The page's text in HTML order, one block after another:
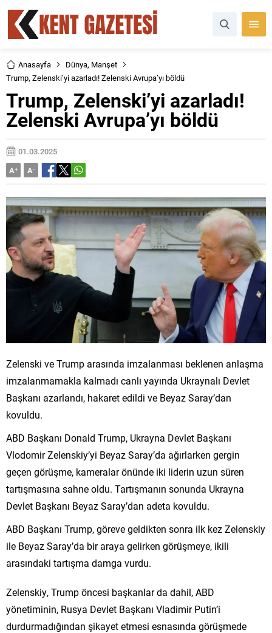
Anasayfa Dünya, Manşet
Trump, Zelenski’yi azarladı! Zelenski Avrupa’yı böldü
Trump, Zelenski’yi azarladı!
Zelenski Avrupa’yı böldü
01.03.2025
A+ A-
Zelenski ve Trump arasında imzalanması beklenen anlaşma
imzalanmamakla kalmadı canlı yayında Ukraynalı Devlet
Başkanı azarlandı, hakaret edildi ve Beyaz Saray’dan
kovuldu.
ABD Başkanı Donald Trump, Ukrayna Devlet Başkanı
Vlodomir Zelenskiy’yi Beyaz Saray’da ağırlarken gergin
geçen görüşme, kameralar önünde iki liderin uzun süren
tartışmasına sahne oldu. Tartışmanın sonunda Ukrayna
Devlet Başkanı Beyaz Saray’dan adeta kovuldu.
ABD Başkanı Trump, göreve geldikten sonra ilk kez Zelenskiy
ile Beyaz Saray’da bir araya gelirken görüşmeye, ikili
arasındaki tartışma damga vurdu.
Zelenskiy, Trump öncesi başkanlar da dahil, ABD
yönetiminin, Rusya Devlet Başkanı Vladimir Putin’i
durdurmadığından şikayet etmesi esnasında görüşmede